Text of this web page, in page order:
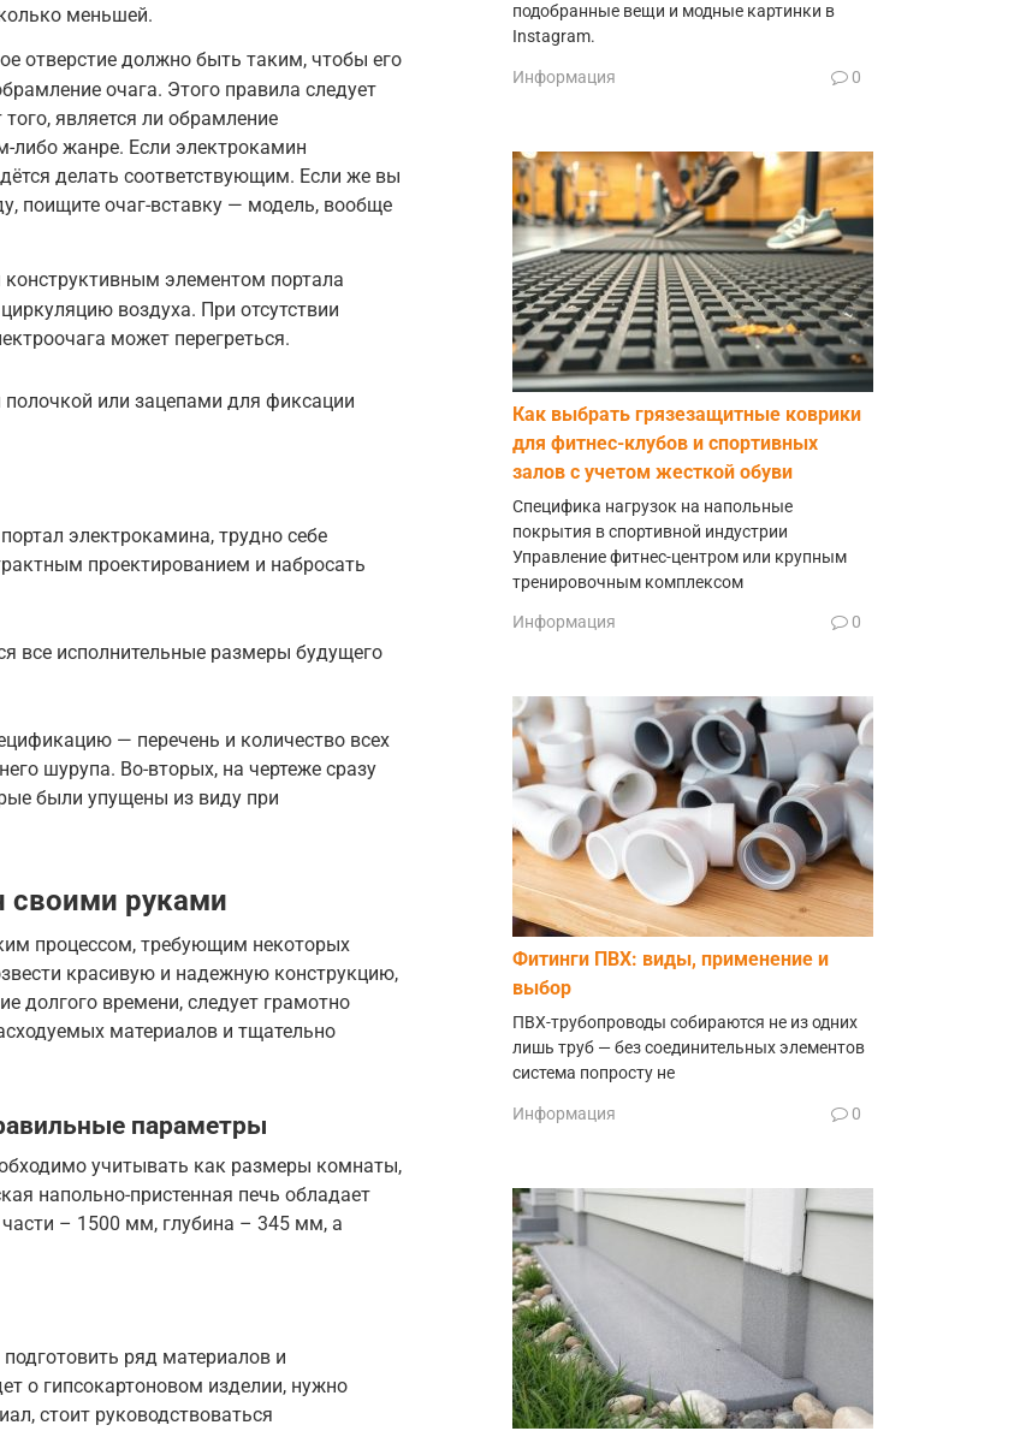
меньшей.
отверстие должно быть таким, чтобы его
очага. Этого правила следует
является ли обрамление
либо жанре. Если электрокамин
делать соответствующим. Если же вы
поищите очаг-вставку — модель, вообще
элементом портала
воздуха. При отсутствии
может перегреться.
или зацепами для фиксации
электрокамина, трудно себе
проектированием и набросать
все исполнительные размеры будущего
— перечень и количество всех
шурупа. Во-вторых, на чертеже сразу
были упущены из виду при
руками
процессом, требующим некоторых
красивую и надежную конструкцию,
долгого времени, следует грамотно
материалов и тщательно
параметры
учитывать как размеры комнаты,
напольно-пристенная печь обладает
– 1500 мм, глубина – 345 мм, а
ряд материалов и
о гипсокартоновом изделии, нужно
стоит руководствоваться
подобранные вещи и модные картинки в
Instagram.
Информация 0
Как выбрать грязезащитные коврики
для фитнес-клубов и спортивных
залов с учетом жесткой обуви
Специфика нагрузок на напольные
покрытия в спортивной индустрии
Управление фитнес-центром или крупным
тренировочным комплексом
Информация 0
Фитинги ПВХ: виды, применение и
выбор
ПВХ-трубопроводы собираются не из одних
лишь труб — без соединительных элементов
система попросту не
Информация 0